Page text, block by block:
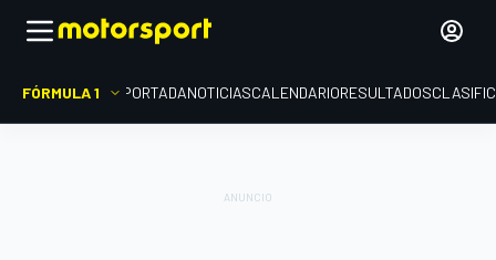
FÓRMULA 1 PORTADANOTICIASCALENDARIORESULTADOS